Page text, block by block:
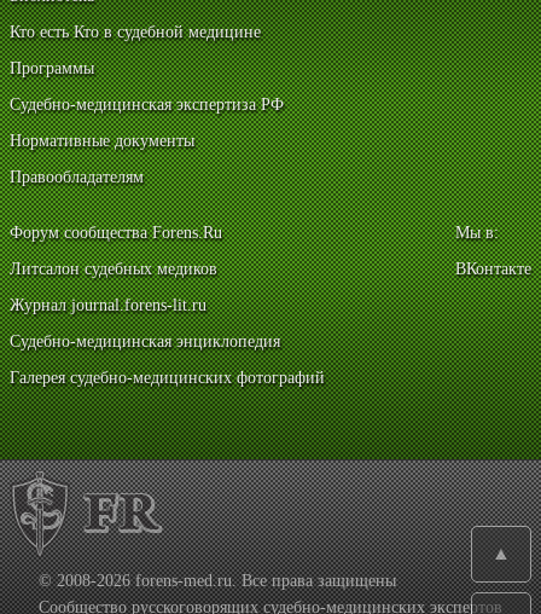
Кто есть Кто в судебной медицине
Программы
Судебно-медицинская экспертиза РФ
Нормативные документы
Правообладателям
Форум сообщества Forens.Ru
Литсалон судебных медиков
Журнал journal.forens-lit.ru
Судебно-медицинская энциклопедия
Галерея судебно-медицинских фотографий
Мы в:
ВКонтакте
© 2008-2026 forens-med.ru. Все права защищены
Сообщество русскоговорящих судебно-медицинских экспертов
▲